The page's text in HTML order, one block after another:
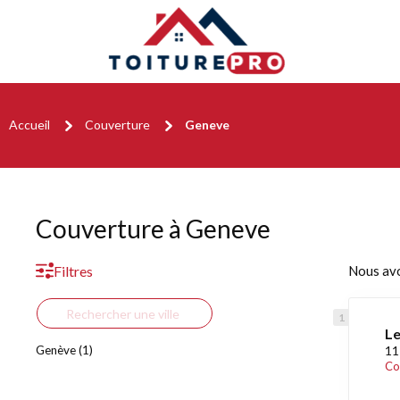
Accueil Couverture Geneve
Couverture à Geneve
Filtres
Genève (1)
Nous